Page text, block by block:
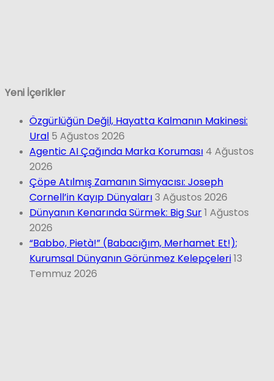
Yeni İçerikler
Özgürlüğün Değil, Hayatta Kalmanın Makinesi:
Ural 5 Ağustos 2026
Agentic AI Çağında Marka Koruması 4 Ağustos
2026
Çöpe Atılmış Zamanın Simyacısı: Joseph
Cornell’in Kayıp Dünyaları3 Ağustos 2026
Dünyanın Kenarında Sürmek: Big Sur1 Ağustos
2026
“Babbo, Pietà!” (Babacığım, Merhamet Et!);
Kurumsal Dünyanın Görünmez Kelepçeleri13
Temmuz 2026